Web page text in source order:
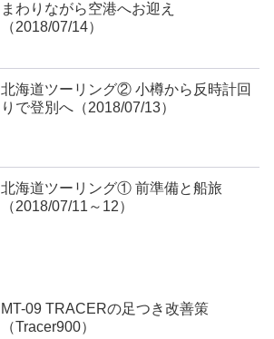
まわりながら空港へお迎え
（2018/07/14）
北海道ツーリング② 小樽から反時計回
りで登別へ（2018/07/13）
北海道ツーリング① 前準備と船旅
（2018/07/11～12）
MT-09 TRACERの足つき改善策
（Tracer900）